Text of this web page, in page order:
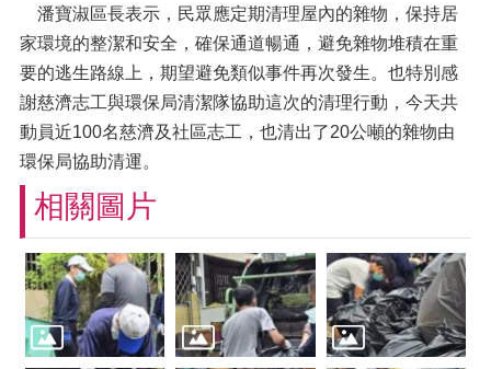
潘寶淑區長表示，民眾應定期清理屋內的雜物，保持居
家環境的整潔和安全，確保通道暢通，避免雜物堆積在重
要的逃生路線上，期望避免類似事件再次發生。也特別感
謝慈濟志工與環保局清潔隊協助這次的清理行動，今天共
動員近100名慈濟及社區志工，也清出了20公噸的雜物由
環保局協助清運。
相關圖片